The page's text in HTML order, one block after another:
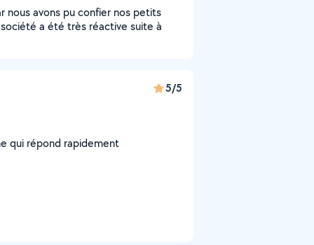
nous avons pu confier nos petits
a été très réactive suite à
5/5
qui répond rapidement